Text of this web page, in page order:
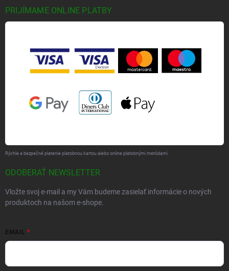
PRIJÍMAME ONLINE PLATBY
Rýchle a bezpečné platenie platobnou kartou alebo online platobnými metódami.
ODOBERAŤ NEWSLETTER
Vložte svoj e-mail a my Vám budeme zasielať informácie o nových
produktoch na našom e-shope.
EMAIL